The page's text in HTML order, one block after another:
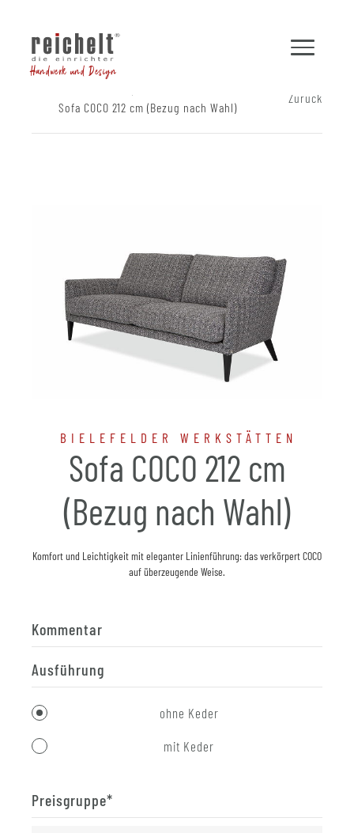
Handwerk und Design
Sofa COCO 212 cm (Bezug nach Wahl)
Zurück
BIELEFELDER WERKSTÄTTEN
Sofa COCO 212 cm
(Bezug nach Wahl)
Komfort und Leichtigkeit mit eleganter Linienführung: das verkörpert COCO
auf überzeugende Weise.
Kommentar
Ausführung
ohne Keder
mit Keder
Preisgruppe*